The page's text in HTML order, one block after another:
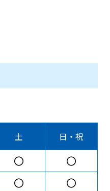
土 日・祝
〇
〇
〇
〇